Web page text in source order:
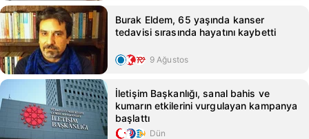
Burak Eldem, 65 yaşında kanser
tedavisi sırasında hayatını kaybetti
9 Ağustos
İletişim Başkanlığı, sanal bahis ve
kumarın etkilerini vurgulayan kampanya
başlattı
Dün